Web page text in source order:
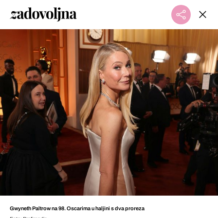
Gwyneth Paltrow na 98. Oscarima u haljini s dva proreza